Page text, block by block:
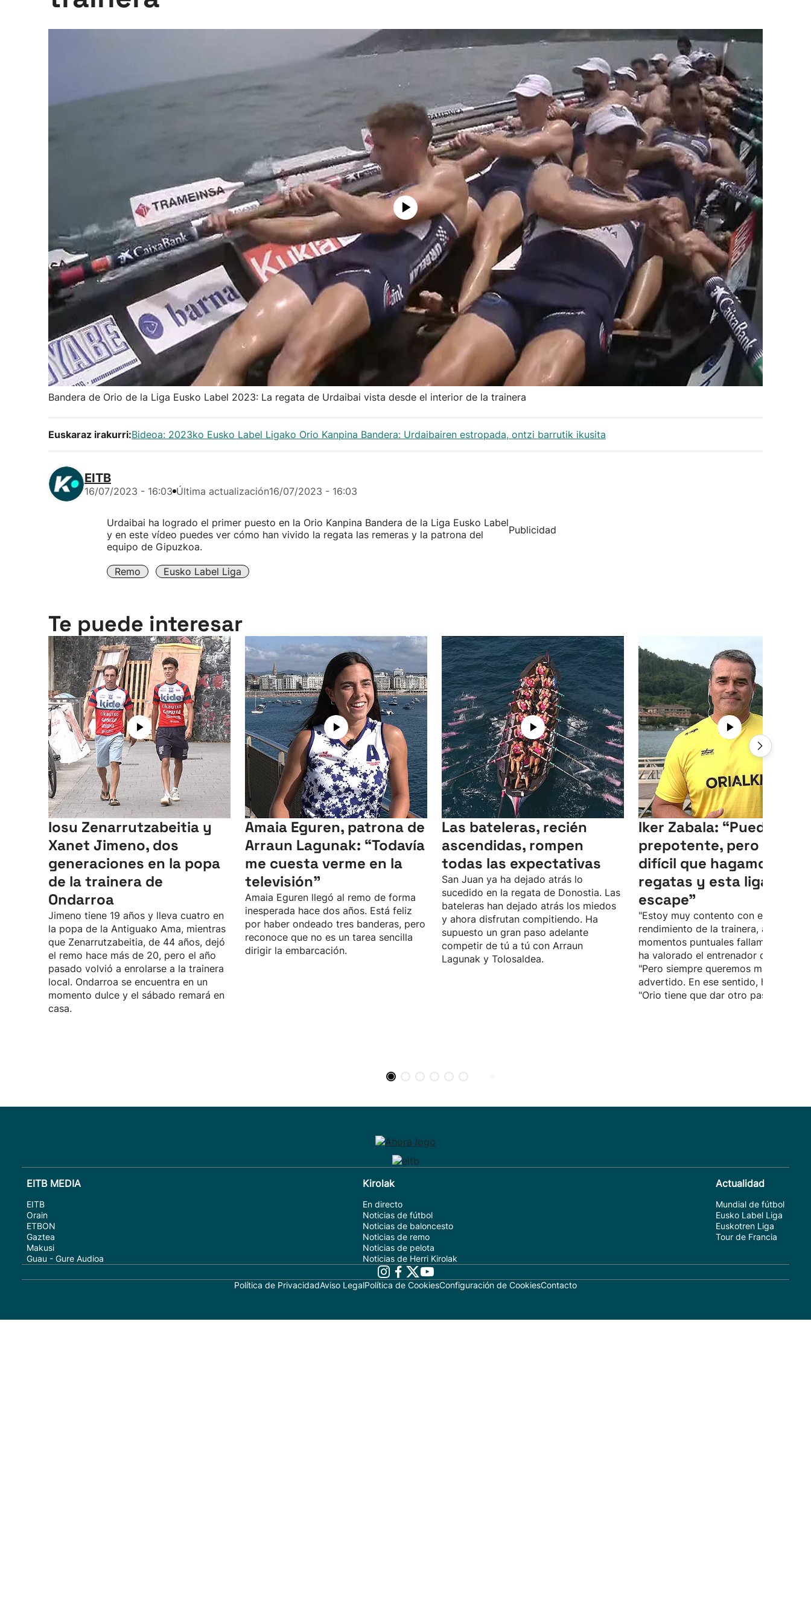
Bandera de Orio de la Liga Eusko Label 2023: La regata de Urdaibai vista desde el interior de la trainera
Euskaraz irakurri:Bideoa: 2023ko Eusko Label Ligako Orio Kanpina Bandera: Urdaibairen estropada, ontzi barrutik ikusita
EITB
16/07/2023 - 16:03 Última actualización16/07/2023 - 16:03
Urdaibai ha logrado el primer puesto en la Orio Kanpina Bandera de la Liga Eusko Label
y en este vídeo puedes ver cómo han vivido la regata las remeras y la patrona del
equipo de Gipuzkoa.
Remo Eusko Label Liga
Publicidad
Te puede interesar
Iosu Zenarrutzabeitia y
Xanet Jimeno, dos
generaciones en la popa
de la trainera de
Ondarroa
Jimeno tiene 19 años y lleva cuatro en
la popa de la Antiguako Ama, mientras
que Zenarrutzabeitia, de 44 años, dejó
el remo hace más de 20, pero el año
pasado volvió a enrolarse a la trainera
local. Ondarroa se encuentra en un
momento dulce y el sábado remará en
casa.
Amaia Eguren, patrona de
Arraun Lagunak: “Todavía
me cuesta verme en la
televisión"
Amaia Eguren llegó al remo de forma
inesperada hace dos años. Está feliz
por haber ondeado tres banderas, pero
reconoce que no es un tarea sencilla
dirigir la embarcación.
Las bateleras, recién
ascendidas, rompen
todas las expectativas
San Juan ya ha dejado atrás lo
sucedido en la regata de Donostia. Las
bateleras han dejado atrás los miedos
y ahora disfrutan compitiendo. Ha
supuesto un gran paso adelante
competir de tú a tú con Arraun
Lagunak y Tolosaldea.
Iker Zabala: “Puede
prepotente, pero es
difícil que hagamos
regatas y esta liga se
escape"
"Estoy muy contento con el
rendimiento de la trainera, aunque en
momentos puntuales fallamos
ha valorado el entrenador de Orio.
"Pero siempre queremos más", ha
advertido. En ese sentido, ha dicho
"Orio tiene que dar otro paso más".
EITB MEDIA
EITB
Orain
ETBON
Gaztea
Makusi
Guau - Gure Audioa
Kirolak
En directo
Noticias de fútbol
Noticias de baloncesto
Noticias de remo
Noticias de pelota
Noticias de Herri Kirolak
Actualidad
Mundial de fútbol
Eusko Label Liga
Euskotren Liga
Tour de Francia
Política de PrivacidadAviso LegalPolítica de CookiesConfiguración de CookiesContacto